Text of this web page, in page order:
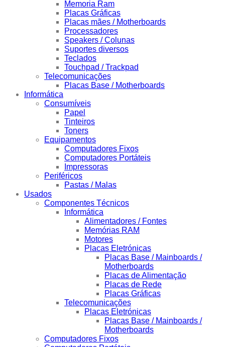
Memoria Ram
Placas Gráficas
Placas mães / Motherboards
Processadores
Speakers / Colunas
Suportes diversos
Teclados
Touchpad / Trackpad
Telecomunicações
Placas Base / Motherboards
Informática
Consumíveis
Papel
Tinteiros
Toners
Equipamentos
Computadores Fixos
Computadores Portáteis
Impressoras
Periféricos
Pastas / Malas
Usados
Componentes Técnicos
Informática
Alimentadores / Fontes
Memórias RAM
Motores
Placas Eletrónicas
Placas Base / Mainboards /
Motherboards
Placas de Alimentação
Placas de Rede
Placas Gráficas
Telecomunicações
Placas Eletrónicas
Placas Base / Mainboards /
Motherboards
Computadores Fixos